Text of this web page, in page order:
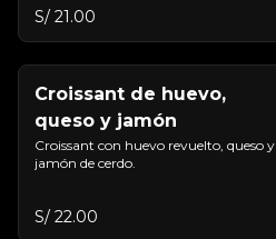
S/ 21.00
Croissant de huevo,
queso y jamón
Croissant con huevo revuelto, queso y
jamón de cerdo.
S/ 22.00